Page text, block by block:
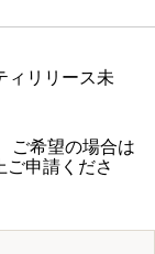
ィリリース未
ご希望の場合は
申請くださ